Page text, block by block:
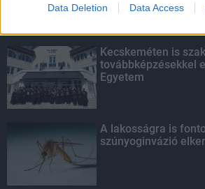
Data Deletion Data Access
Kecskeméten is
továbbképzésekkel
Egyetem
A lakosságra is
szúnyoginvázió